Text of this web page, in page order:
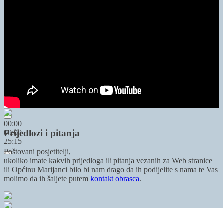
00:00
00:00
25:15
Prijedlozi i pitanja
Poštovani posjetitelji,
ukoliko imate kakvih prijedloga ili pitanja vezanih za Web stranice
ili Općinu Marijanci bilo bi nam drago da ih podijelite s nama te Vas
molimo da ih šaljete putem kontakt obrasca.